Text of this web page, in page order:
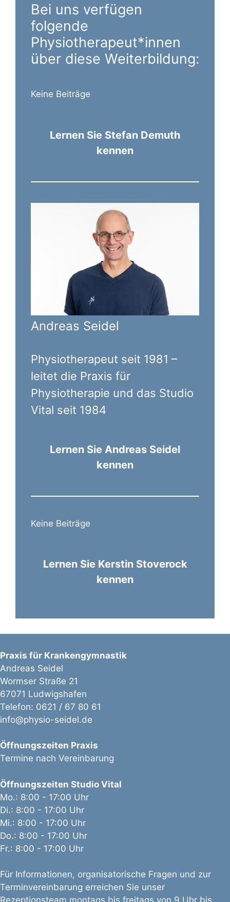
Bei uns verfügen
folgende
Physiotherapeut*innen
über diese Weiterbildung:
Keine Beiträge
Lernen Sie Stefan Demuth
kennen
Andreas Seidel
Physiotherapeut seit 1981 –
leitet die Praxis für
Physiotherapie und das Studio
Vital seit 1984
Lernen Sie Andreas Seidel
kennen
Keine Beiträge
Lernen Sie Kerstin Stoverock
kennen
Praxis für Krankengymnastik
Andreas Seidel
Wormser Straße 21
67071 Ludwigshafen
Telefon: 0621 / 67 80 61
info@physio-seidel.de
Öffnungszeiten Praxis
Termine nach Vereinbarung
Öffnungszeiten Studio Vital
Mo.: 8:00 - 17:00 Uhr
Di.: 8:00 - 17:00 Uhr
Mi.: 8:00 - 17:00 Uhr
Do.: 8:00 - 17:00 Uhr
Fr.: 8:00 - 17:00 Uhr
Für Informationen, organisatorische Fragen und zur
Terminvereinbarung erreichen Sie unser